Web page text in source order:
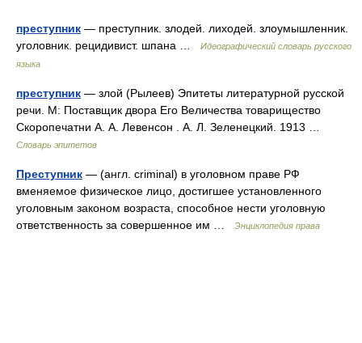
преступник — преступник. злодей. лиходей. злоумышленник.
уголовник. рецидивист. шпана …
Идеографический словарь русского
языка
преступник — злой (Рылеев) Эпитеты литературной русской
речи. М: Поставщик двора Его Величества товарищество
Скоропечатни А. А. Левенсон . А. Л. Зеленецкий. 1913 …
Словарь эпитетов
Преступник — (англ. criminal) в уголовном праве РФ
вменяемое физическое лицо, достигшее установленного
уголовным законом возраста, способное нести уголовную
ответственность за совершенное им …
Энциклопедия права